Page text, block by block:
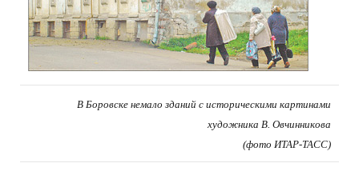
В Боровске немало зданий с историческими картинами
художника В. Овчинникова
(фото ИТАР-ТАСС)